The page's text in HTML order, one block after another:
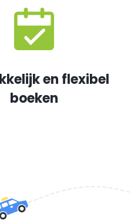
en flexibel
boeken